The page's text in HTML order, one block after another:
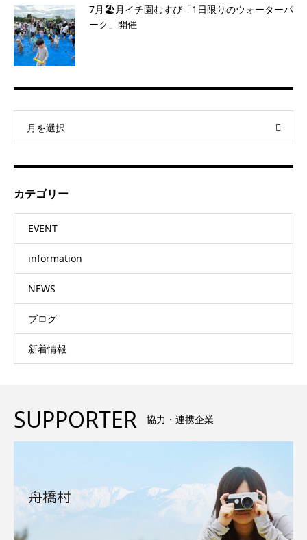
7月🏖️月イチ園むすび「1日限りのウォーターパ
ーク」開催
月を選択
カテゴリー
EVENT
information
NEWS
ブログ
新着情報
SUPPORTER 協力・連携企業